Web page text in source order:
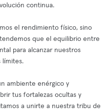
continua.
el rendimiento físico, sino
que el equilibrio entre
para alcanzar nuestros
límites.
ambiente enérgico y
tus fortalezas ocultas y
a unirte a nuestra tribu de